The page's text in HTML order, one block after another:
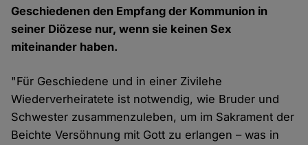
Geschiedenen den Empfang der Kommunion in
seiner Diözese nur, wenn sie keinen Sex
miteinander haben.
"Für Geschiedene und in einer Zivilehe
Wiederverheiratete ist notwendig, wie Bruder und
Schwester zusammenzuleben, um im Sakrament der
Beichte Versöhnung mit Gott zu erlangen – was in